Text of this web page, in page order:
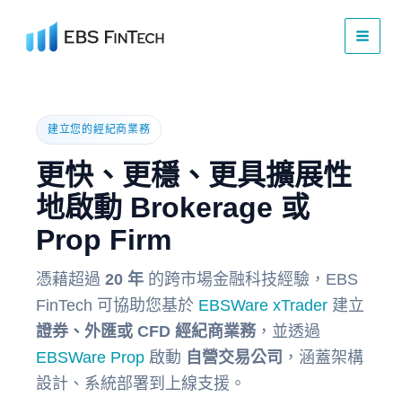
content
建立您的經紀商業務
更快、更穩、更具擴展性
地啟動 Brokerage 或
Prop Firm
憑藉超過 20 年 的跨市場金融科技經驗，EBS
FinTech 可協助您基於 EBSWare xTrader 建立
證券、外匯或 CFD 經紀商業務 ，並透過
EBSWare Prop 啟動 自營交易公司 ，涵蓋架構
設計、系統部署到上線支援。